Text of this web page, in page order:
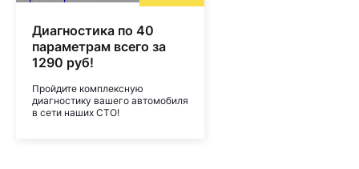
Диагностика по 40
параметрам всего за
1290 руб!
Пройдите комплексную
диагностику вашего автомобиля
в сети наших СТО!